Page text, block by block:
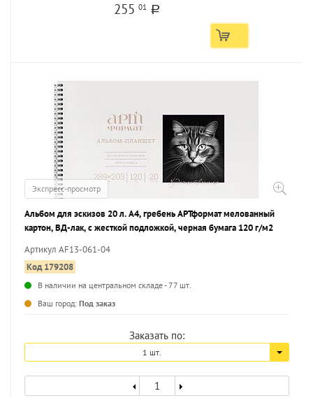
25501 a
Экспресс-просмотр
Альбом для эскизов 20 л. А4, гребень АРТформат мелованный
картон, ВД-лак, с жесткой подложкой, черная бумага 120 г/м2
Артикул AF13-061-04
Код 179208
В наличии на центральном складе - 77 шт.
Ваш город: Под заказ
Заказать по:
1 шт.